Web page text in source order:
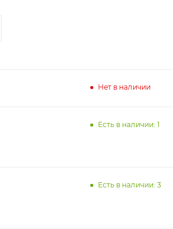
Нет в наличии
Есть в наличии: 1
Есть в наличии: 3